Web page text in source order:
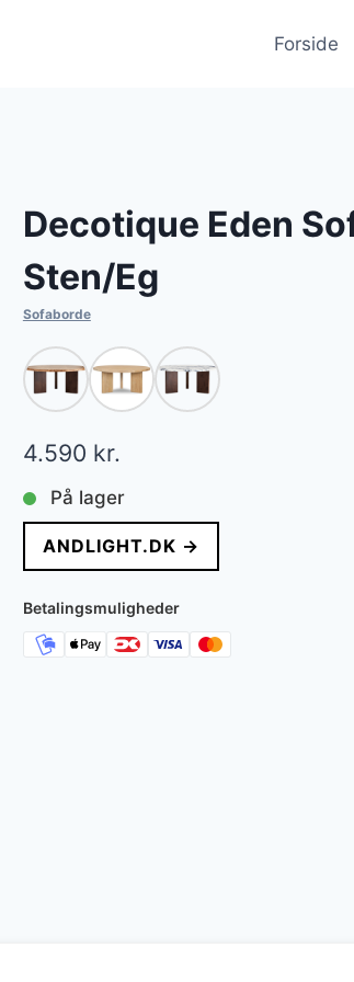
Forside
Decotique Eden
Sten/Eg
Sofaborde
4.590 kr.
På lager
ANDLIGHT.DK →
Betalingsmuligheder